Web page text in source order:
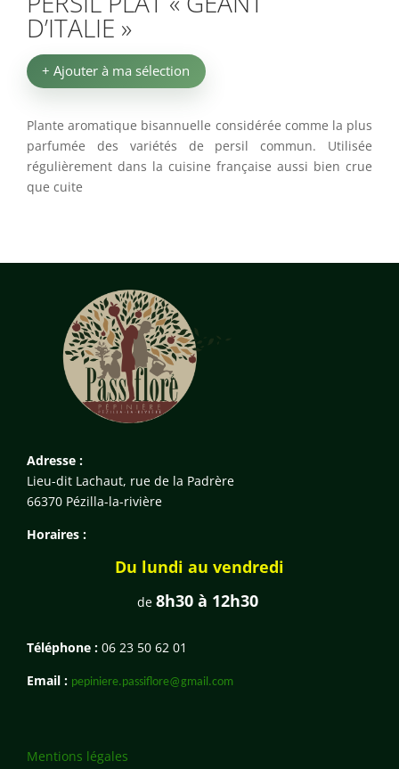
D’ITALIE »
+ Ajouter à ma sélection
Plante aromatique bisannuelle considérée comme la plus
parfumée des variétés de persil commun. Utilisée
régulièrement dans la cuisine française aussi bien crue
que cuite
Adresse :
Lieu-dit Lachaut, rue de la Padrère
66370 Pézilla-la-rivière
Horaires :
Du lundi au vendredi
de 8h30 à 12h30
Téléphone : 06 23 50 62 01
Email : pepiniere.passiflore@gmail.com
Mentions légales